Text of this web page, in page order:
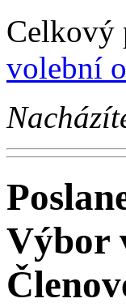
Celkový
volební
Výbor